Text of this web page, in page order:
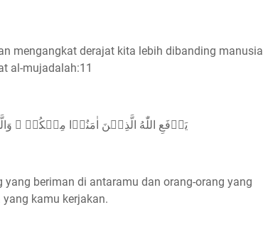
mengangkat derajat kita lebih dibanding manusia
al-mujadalah:11
يَرۡفَعِ اللّٰهُ الَّذِيۡنَ اٰمَنُوۡا مِنۡكُمۡ
beriman di antaramu dan orang-orang yang
kamu kerjakan.